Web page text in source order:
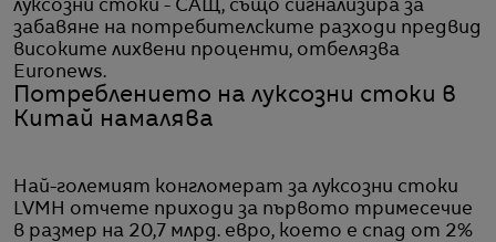
луксозни стоки - САЩ, също сигнализира за
забавяне на потребителските разходи предвид
високите лихвени проценти, отбелязва
Euronews.
Потреблението на луксозни стоки в
Китай намалява
Най-големият конгломерат за луксозни стоки
LVMH отчете приходи за първото тримесечие
в размер на 20,7 млрд. евро, което е спад от 2%